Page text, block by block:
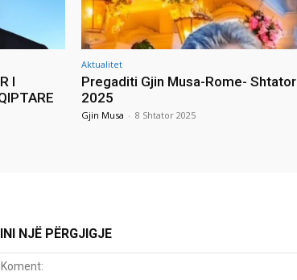
I
Aktualitet
Pregaditi Gjin Musa-Rome- Shtator
2025
Gjin Musa - 8 Shtator 2025
NJË PËRGJIGJE